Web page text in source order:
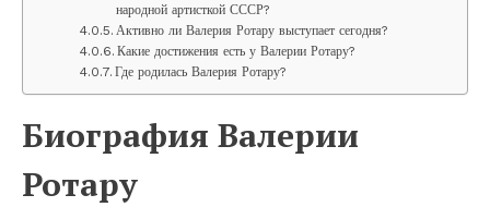
народной артисткой СССР?
Активно ли Валерия Ротару выступает сегодня?
Какие достижения есть у Валерии Ротару?
Где родилась Валерия Ротару?
Биография Валерии
Ротару